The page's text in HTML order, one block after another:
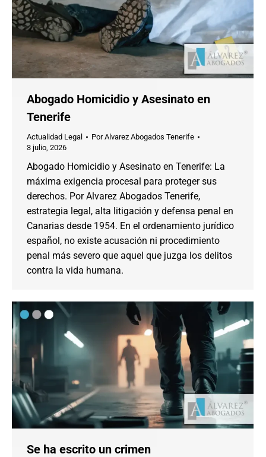
Abogado Homicidio y Asesinato en
Tenerife
Actualidad Legal PorAlvarez Abogados Tenerife
3 julio, 2026
Abogado Homicidio y Asesinato en Tenerife: La
máxima exigencia procesal para proteger sus
derechos. Por Alvarez Abogados Tenerife,
estrategia legal, alta litigación y defensa penal en
Canarias desde 1954. En el ordenamiento jurídico
español, no existe acusación ni procedimiento
penal más severo que aquel que juzga los delitos
contra la vida humana.
Se ha escrito un crimen